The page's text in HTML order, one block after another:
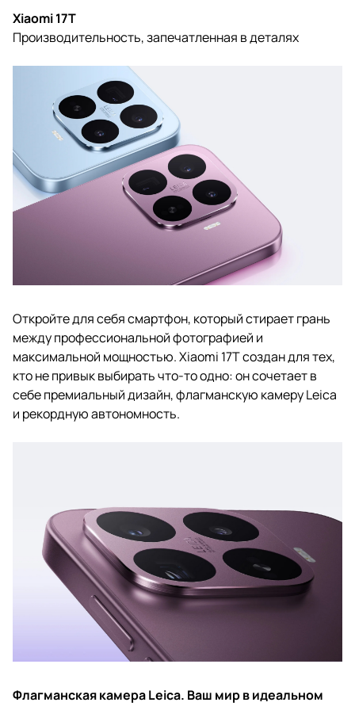
Xiaomi 17T
Производительность, запечатленная в деталях
Откройте для себя смартфон, который стирает грань
между профессиональной фотографией и
максимальной мощностью. Xiaomi 17T создан для тех,
кто не привык выбирать что-то одно: он сочетает в
себе премиальный дизайн, флагманскую камеру Leica
и рекордную автономность.
Флагманская камера Leica. Ваш мир в идеальном